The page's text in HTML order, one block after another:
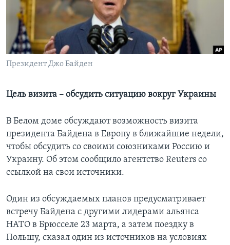
Learning English
СОЦИАЛЬНЫЕ СЕТИ
Языки
Президент Джо Байден
Цель визита – обсудить ситуацию вокруг Украины
В Белом доме обсуждают возможность визита
президента Байдена в Европу в ближайшие недели,
чтобы обсудить со своими союзниками Россию и
Украину. Об этом сообщило агентство Reuters со
ссылкой на свои источники.
Один из обсуждаемых планов предусматривает
встречу Байдена с другими лидерами альянса
НАТО в Брюсселе 23 марта, а затем поездку в
Польшу, сказал один из источников на условиях